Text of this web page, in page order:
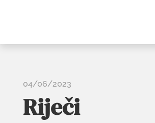
04/06/2023
Riječi